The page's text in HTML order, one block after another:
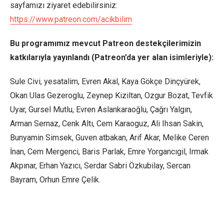
sayfamızı ziyaret edebilirsiniz:
https://www.patreon.com/acikbilim
Bu programımız mevcut Patreon destekçilerimizin
katkılarıyla yayınlandı (Patreon’da yer alan isimleriyle):
Sule Civi, yesatalim, Evren Akal, Kaya Gökçe Dinçyürek,
Okan Ulas Gezeroglu, Zeynep Kiziltan, Ozgur Bozat, Tevfik
Uyar, Gursel Mutlu, Evren Aslankaraoğlu, Çağrı Yalgın,
Arman Sernaz, Cenk Altı, Cem Karaoguz, Ali Ihsan Sakin,
Bunyamin Simsek, Guven atbakan, Arif Akar, Melike Ceren
İnan, Cem Mergenci, Baris Parlak, Emre Yorgancıgil, Irmak
Akpınar, Erhan Yazıcı, Serdar Sabri Özkubilay, Sercan
Bayram, Orhun Emre Çelik.